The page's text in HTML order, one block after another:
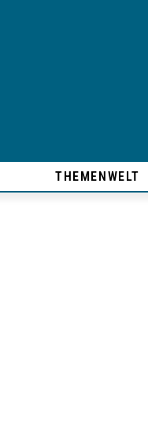
THEMENWELT